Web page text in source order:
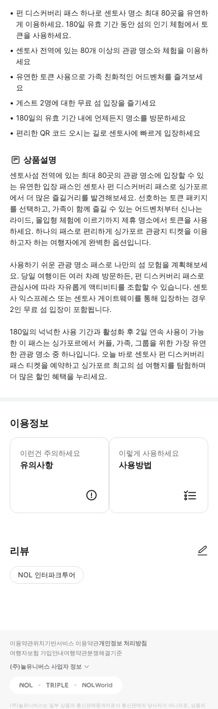
펀 디스커버리 패스 하나로 센토사 명소 최대 80곳을 유연하
게 이용하세요. 180일 유효 기간 동안 섬의 인기 체험에서 토
큰을 사용하세요.
센토사 전역에 있는 80개 이상의 관광 명소와 체험을 이용하
세요
유연한 토큰 사용으로 가족 친화적인 어드벤처를 즐겨보세
요
게스트 2명에 대한 무료 섬 입장을 즐기세요
180일의 유효 기간 내에 언제든지 명소를 방문하세요
편리한 QR 코드 오시는 길로 센토사에 빠르게 입장하세요
상품설명
센토사섬 전역에 있는 최대 80곳의 관광 명소에 입장할 수 있
는 유연한 입장 패스인 센토사 펀 디스커버리 패스로 싱가포르
에서 더 많은 즐길거리를 발견해보세요. 선호하는 토큰 패키지
를 선택하고, 가족이 함께 즐길 수 있는 어드벤처부터 신나는
라이드, 몰입형 체험에 이르기까지 제휴 명소에서 토큰을 사용
하세요. 하나의 패스로 편리하게 싱가포르 관광지 티켓을 이용
하고자 하는 여행자에게 완벽한 옵션입니다.
사용하기 쉬운 관광 명소 패스로 나만의 섬 모험을 계획해보세
요. 당일 여행이든 여러 차례 방문하든, 펀 디스커버리 패스로
관심사에 따라 자유롭게 액티비티를 조합할 수 있습니다. 센토
사 익스프레스 또는 센토사 게이트웨이를 통해 입장하는 경우
2인 무료 섬 입장이 포함됩니다.
180일의 넉넉한 사용 기간과 활성화 후 2일 연속 사용이 가능
한 이 패스는 싱가포르에서 커플, 가족, 그룹을 위한 가장 유연
한 관광 명소 중 하나입니다. 오늘 바로 센토사 펀 디스커버리
패스 티켓을 예약하고 싱가포르 최고의 섬 여행지를 탐험하며
더 많은 할인 혜택을 누리세요.
이용정보
이런건 주의하세요
유의사항
활성화된 패스는 2일 연속 유효합니
이렇게 사용하세요
사용방법
리뷰
NOL 인터파크투어
입니
다.
높
동
순
상
이용약관위치기반서비스 이용약관개인정보 처리방침
여행자보험 가입안내여행약관분쟁해결기준
(주)놀유니버스 사업자 정보
NOL Triple Interpark Global
(주)놀유니버스는 일부 상품의 통신판매중개자로서 통신판매의 당사자가 아니므로, 상품의